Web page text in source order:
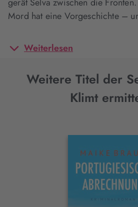
Mord hat eine Vorgeschichte –
Weiterlesen
Weitere Titel der
Klimt